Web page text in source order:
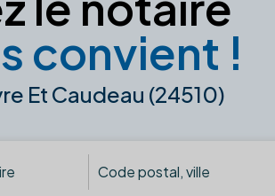
convient !
Et Caudeau (24510)